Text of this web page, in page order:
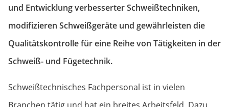
und Entwicklung verbesserter Schweißtechniken,
modifizieren Schweißgeräte und gewährleisten die
Qualitätskontrolle für eine Reihe von Tätigkeiten in der
Schweiß- und Fügetechnik.
Schweißtechnisches Fachpersonal ist in vielen